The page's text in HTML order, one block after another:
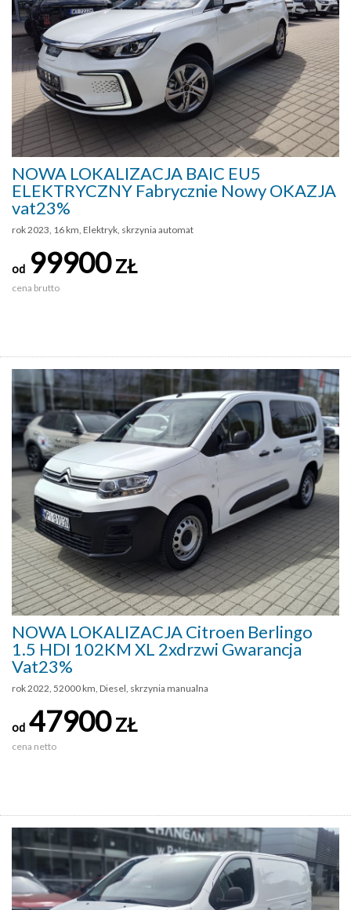
NOWA LOKALIZACJA BAIC EU5
ELEKTRYCZNY Fabrycznie Nowy OKAZJA
vat23%
rok 2023, 16 km, Elektryk, skrzynia automat
od 99900ZŁ
cena brutto
NOWA LOKALIZACJA Citroen Berlingo
1.5 HDI 102KM XL 2xdrzwi Gwarancja
Vat23%
rok 2022, 52000 km, Diesel, skrzynia manualna
od 47900ZŁ
cena netto